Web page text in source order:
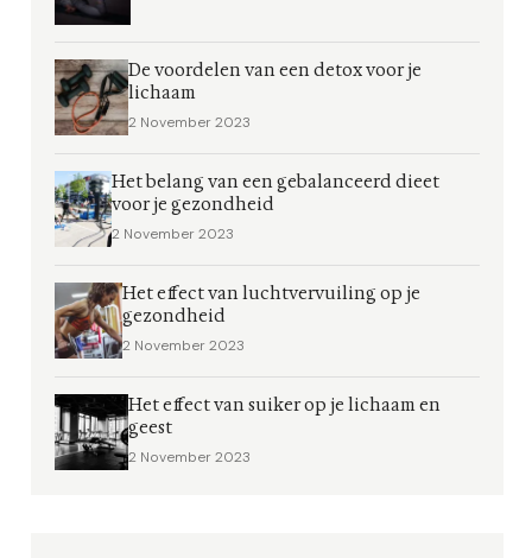
De voordelen van een detox voor je
lichaam
2 November 2023
Het belang van een gebalanceerd dieet
voor je gezondheid
2 November 2023
Het effect van luchtvervuiling op je
gezondheid
2 November 2023
Het effect van suiker op je lichaam en
geest
2 November 2023